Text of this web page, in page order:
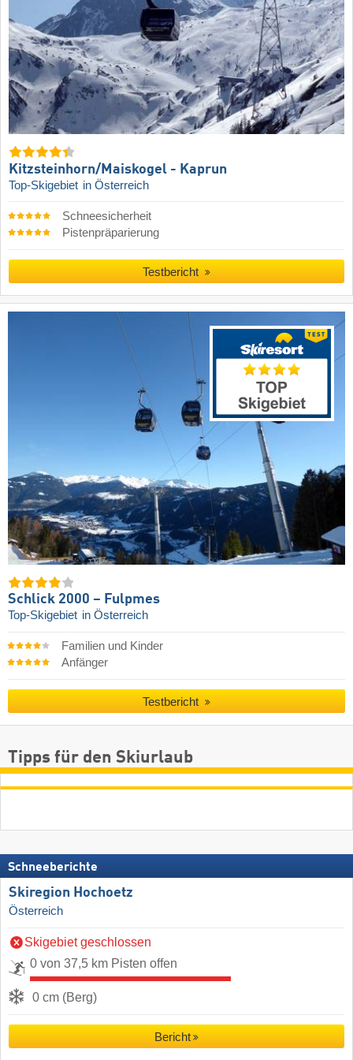
Kitzsteinhorn/​Maiskogel - Kaprun
Top-Skigebiet in Österreich
Schneesicherheit
Pistenpräparierung
Testbericht
Schlick 2000 – Fulpmes
Top-Skigebiet in Österreich
Familien und Kinder
Anfänger
Testbericht
Tipps für den Skiurlaub
Schneeberichte
Skiregion Hochoetz
Österreich
Skigebiet geschlossen
0 von 37,5 km Pisten offen
0 cm (Berg)
Bericht